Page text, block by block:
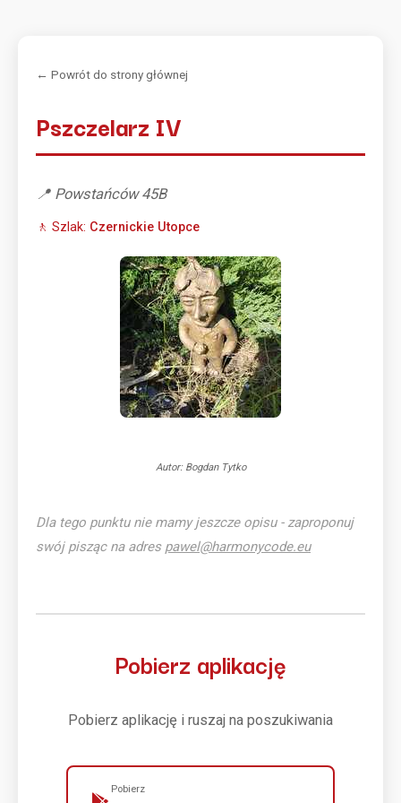
← Powrót do strony głównej
Pszczelarz IV
📍 Powstańców 45B
🚶 Szlak: Czernickie Utopce
Autor: Bogdan Tytko
Dla tego punktu nie mamy jeszcze opisu - zaproponuj
swój pisząc na adres pawel@harmonycode.eu
Pobierz aplikację
Pobierz aplikację i ruszaj na poszukiwania
Pobierz